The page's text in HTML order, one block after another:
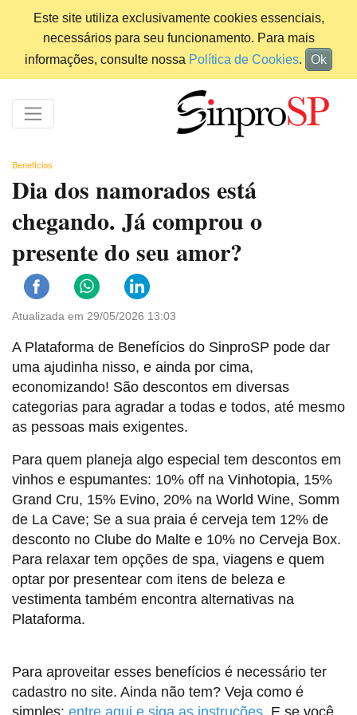
Este site utiliza exclusivamente cookies essenciais,
necessários para seu funcionamento. Para mais
informações, consulte nossa Política de Cookies. Ok
Benefícios
Dia dos namorados está
chegando. Já comprou o
presente do seu amor?
Atualizada em 29/05/2026 13:03
A Plataforma de Benefícios do SinproSP pode dar
uma ajudinha nisso, e ainda por cima,
economizando! São descontos em diversas
categorias para agradar a todas e todos, até mesmo
as pessoas mais exigentes.
Para quem planeja algo especial tem descontos em
vinhos e espumantes: 10% off na Vinhotopia, 15%
Grand Cru, 15% Evino, 20% na World Wine, Somm
de La Cave; Se a sua praia é cerveja tem 12% de
desconto no Clube do Malte e 10% no Cerveja Box.
Para relaxar tem opções de spa, viagens e quem
optar por presentear com itens de beleza e
vestimenta também encontra alternativas na
Plataforma.
Para aproveitar esses benefícios é necessário ter
cadastro no site. Ainda não tem? Veja como é